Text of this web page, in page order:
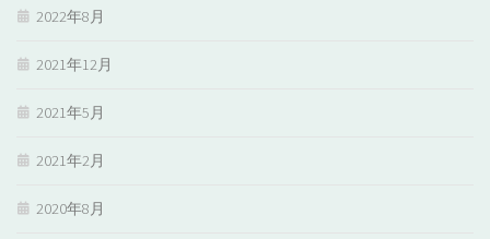
2022年8月
2021年12月
2021年5月
2021年2月
2020年8月